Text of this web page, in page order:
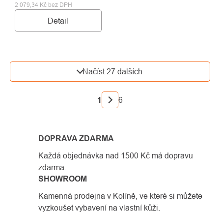
2 079,34 Kč bez DPH
Detail
OVLÁDACÍ
PRVKY
VÝPISU
Načíst 27 dalších
STRÁNKOVÁNÍ
1 6
DOPRAVA ZDARMA
Každá objednávka nad 1500 Kč má dopravu
zdarma.
SHOWROOM
Kamenná prodejna v Kolíně, ve které si můžete
vyzkoušet vybavení na vlastní kůži.